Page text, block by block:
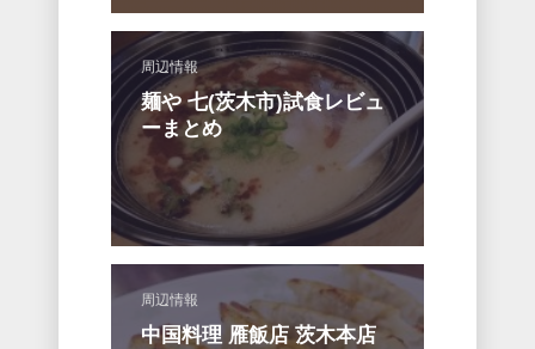
周辺情報
麺や 七(茨木市)試食レビュ
ーまとめ
周辺情報
中国料理 雁飯店 茨木本店